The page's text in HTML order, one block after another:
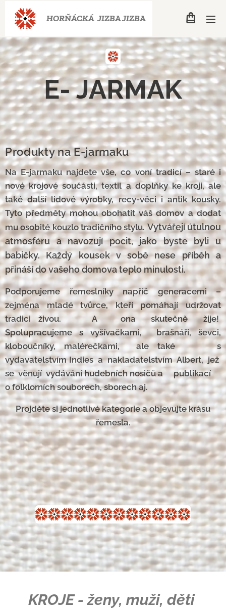
HORŇÁCKÁ JIZBAJIZBA
E- JARMAK
Produkty na E-jarmaku
Na E-jarmaku najdete vše, co voní tradicí – staré i
nové krojové součásti, textil a doplňky ke kroji, ale
také další lidové výrobky, recy-věci i antik kousky.
Tyto předměty mohou obohatit váš domov a dodat
mu osobité kouzlo tradičního stylu.Vytvářejí útulnou
atmosféru a navozují pocit, jako byste byli u
babičky. Každý kousek v sobě nese příběh a
přináší do vašeho domova teplo minulosti.
Podporujeme řemeslníky napříč generacemi –
zejména mladé tvůrce, kteří pomáhají udržovat
tradici živou. A ona skutečně žije!
Spolupracujeme s vyšívačkami, brašnáři, ševci,
kloboučníky, malérečkami, ale také s
vydavatelstvím Indies a nakladatelstvím Albert, jež
se věnují vydávání hudebních nosičů a publikací
o folklorních souborech, sborech aj.
Projděte si jednotlivé kategorie a objevujte krásu
řemesla.
KROJE - ženy, muži, děti